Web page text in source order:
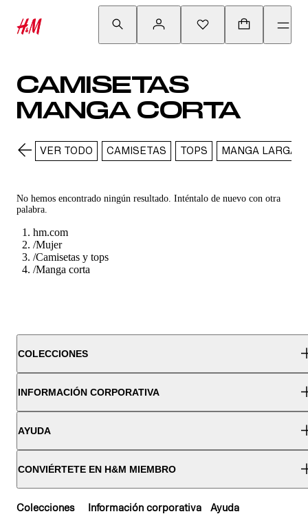
CAMISETAS
MANGA CORTA
VER TODO CAMISETAS TOPS MANGA LARGA
No hemos encontrado ningún resultado. Inténtalo de nuevo con otra
palabra.
hm.com
/Mujer
/Camisetas y tops
/Manga corta
COLECCIONES
INFORMACIÓN CORPORATIVA
AYUDA
CONVIÉRTETE EN H&M MIEMBRO
Colecciones Información corporativa Ayuda